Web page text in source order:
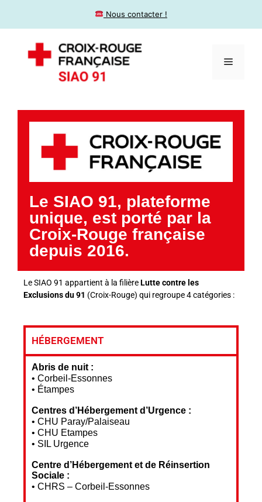
​ Nous contacter !
Le SIAO 91, plateforme
unique, est porté par la
Croix-Rouge française
depuis 2016.
Le SIAO 91 appartient à la filièreLutte contre les
Exclusions du 91 (Croix-Rouge) qui regroupe 4 catégories :
HÉBERGEMENT
Abris de nuit :
• Corbeil-Essonnes
• Étampes
Centres d’Hébergement d’Urgence :
• CHU Paray/Palaiseau
• CHU Etampes
• SIL Urgence
Centre d’Hébergement et de Réinsertion
Sociale :
• CHRS – Corbeil-Essonnes